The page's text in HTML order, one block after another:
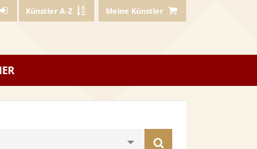
Künstler A-Z Meine Künstler